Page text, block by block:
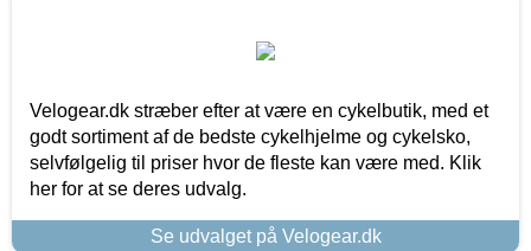
Velogear.dk stræber efter at være en cykelbutik, med et
godt sortiment af de bedste cykelhjelme og cykelsko,
selvfølgelig til priser hvor de fleste kan være med. Klik
her for at se deres udvalg.
Se udvalget på Velogear.dk